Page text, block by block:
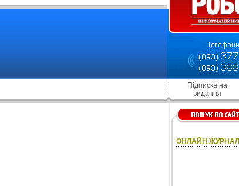
Підписка на
видання
ОНЛАЙН ЖУРНАЛ